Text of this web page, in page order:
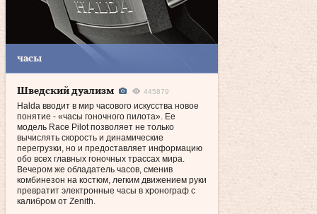
часы
Шведский дуализм 445879
Halda вводит в мир часового искусства новое
понятие - «часы гоночного пилота». Ее
модель Race Pilot позволяет не только
вычислять скорость и динамические
перегрузки, но и предоставляет информацию
обо всех главных гоночных трассах мира.
Вечером же обладатель часов, сменив
комбинезон на костюм, легким движением руки
превратит электронные часы в хронограф с
калибром от Zenith.